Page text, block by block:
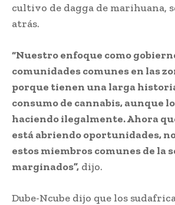
cultivo de dagga de marihuana,
atrás.
“Nuestro enfoque como
comunidades comunes en las
porque tienen una larga
consumo de cannabis, aunque
haciendo ilegalmente. Ahora
está abriendo oportunidades,
estos miembros comunes de la
marginados”, dijo.
Dube-Ncube dijo que los